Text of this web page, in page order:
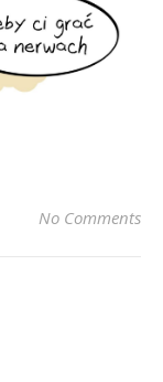
No Comments